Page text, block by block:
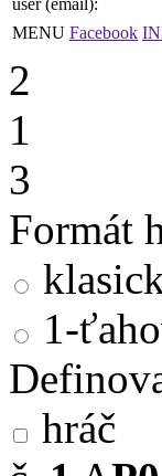
MENU Facebook
2
1
3
Formát
1-
hráč